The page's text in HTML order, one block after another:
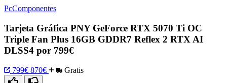
PcComponentes
Tarjeta Gráfica PNY GeForce RTX 5070 Ti OC
Triple Fan Plus 16GB GDDR7 Reflex 2 RTX AI
DLSS4 por 799€
799€ 870€ Gratis